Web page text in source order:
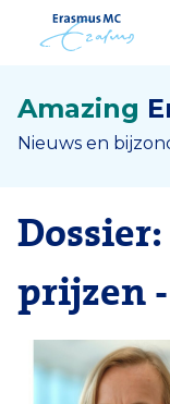
Amazing
Nieuws en
prijzen